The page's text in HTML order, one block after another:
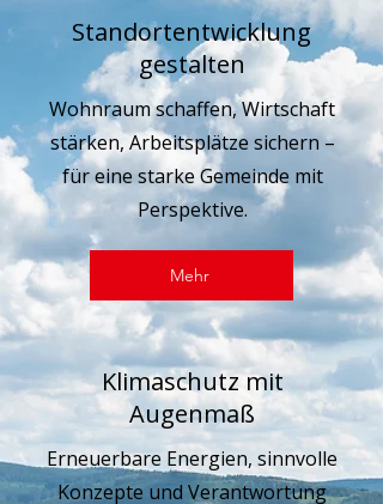
Standortentwicklung
gestalten
Wohnraum schaffen, Wirtschaft
stärken, Arbeitsplätze sichern –
für eine starke Gemeinde mit
Perspektive.
Mehr
Klimaschutz mit
Augenmaß
Erneuerbare Energien, sinnvolle
Konzepte und Verantwortung